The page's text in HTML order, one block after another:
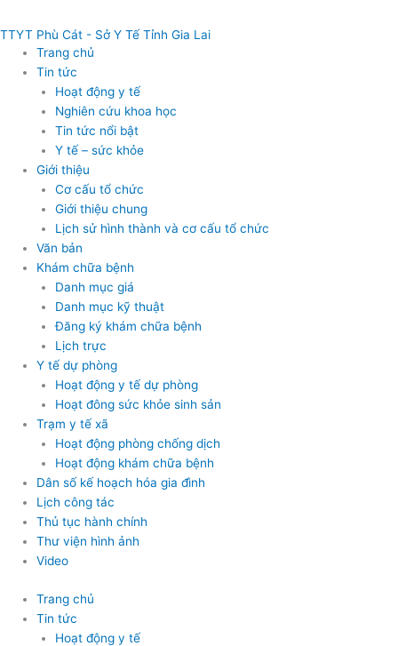
tới
TTYT Phù Cát - Sở Y Tế Tỉnh Gia Lai
Trang chủ
Tin tức
Hoạt động y tế
Nghiên cứu khoa học
Tin tức nổi bật
Y tế – sức khỏe
Giới thiệu
Cơ cấu tổ chức
Giới thiệu chung
Lịch sử hình thành và cơ cấu tổ chức
Văn bản
Khám chữa bệnh
Danh mục giá
Danh mục kỹ thuật
Đăng ký khám chữa bệnh
Lịch trực
Y tế dự phòng
Hoạt động y tế dự phòng
Hoạt đông sức khỏe sinh sản
Trạm y tế xã
Hoạt động phòng chống dịch
Hoạt động khám chữa bệnh
Dân số kế hoạch hóa gia đình
Lịch công tác
Thủ tục hành chính
Thư viện hình ảnh
Video
Trang chủ
Tin tức
Hoạt động y tế